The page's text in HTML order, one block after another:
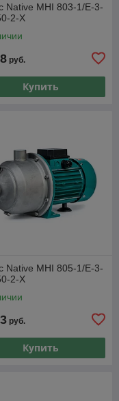
Native MHI 803-1/E-3-
2-X
руб.
Купить
Native MHI 805-1/E-3-
2-X
руб.
Купить